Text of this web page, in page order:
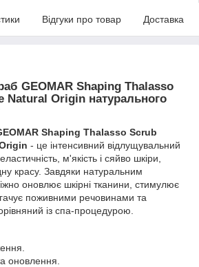
Відгуки про товар Доставка
GEOMAR Shaping Thalasso
Natural Origin натурального
Shaping Thalasso Scrub
- це інтенсивний відлущувальний
м'якість і сяйво шкіри,
красу. Завдяки натуральним
оновлює шкірні тканини, стимулює
поживними речовинами та
із спа-процедурою.
оновлення.